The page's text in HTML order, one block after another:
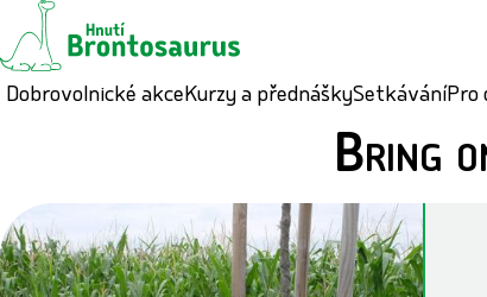
Dobrovolnické akceKurzy a přednáškySetkáváníPro
Bring